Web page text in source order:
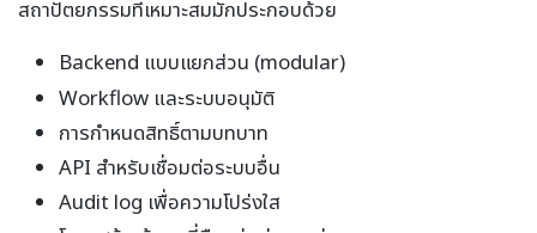
สถาปัตยกรรมที่เหมาะสมมักประกอบด้วย
Backend แบบแยกส่วน (modular)
Workflow และระบบอนุมัติ
การกำหนดสิทธิ์ตามบทบาท
API สำหรับเชื่อมต่อระบบอื่น
Audit log เพื่อความโปร่งใส